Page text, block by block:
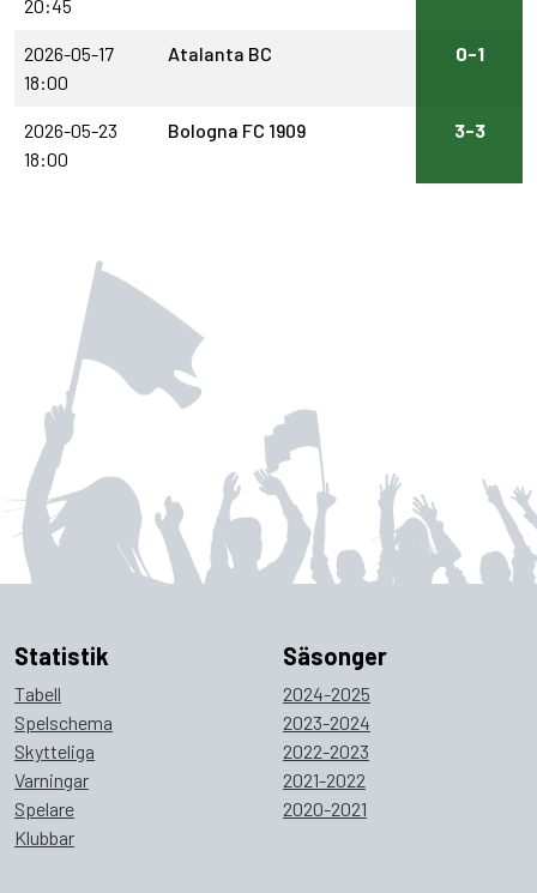
20:45
2026-05-17
18:00
Atalanta BC 0-1
2026-05-23
18:00
Bologna FC 1909 3-3
Statistik
Tabell
Spelschema
Skytteliga
Varningar
Spelare
Klubbar
Säsonger
2024-2025
2023-2024
2022-2023
2021-2022
2020-2021